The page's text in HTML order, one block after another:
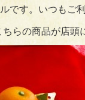
です。いつもご
らの商品が店頭